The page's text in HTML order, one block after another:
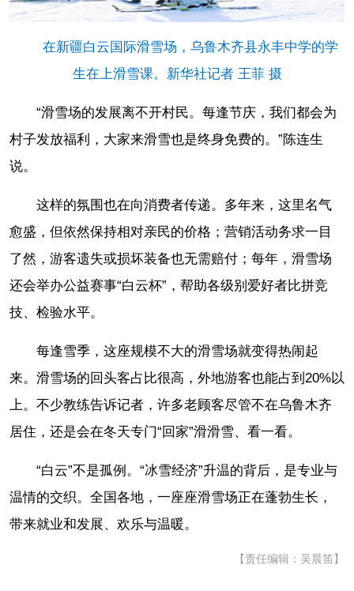
在新疆白云国际滑雪场，乌鲁木齐县永丰中学的学
生在上滑雪课。新华社记者 王菲 摄
“滑雪场的发展离不开村民。每逢节庆，我们都会为
村子发放福利，大家来滑雪也是终身免费的。”陈连生
说。
这样的氛围也在向消费者传递。多年来，这里名气
愈盛，但依然保持相对亲民的价格；营销活动务求一目
了然，游客遗失或损坏装备也无需赔付；每年，滑雪场
还会举办公益赛事“白云杯”，帮助各级别爱好者比拼竞
技、检验水平。
每逢雪季，这座规模不大的滑雪场就变得热闹起
来。滑雪场的回头客占比很高，外地游客也能占到20%以
上。不少教练告诉记者，许多老顾客尽管不在乌鲁木齐
居住，还是会在冬天专门“回家”滑滑雪、看一看。
“白云”不是孤例。“冰雪经济”升温的背后，是专业与
温情的交织。全国各地，一座座滑雪场正在蓬勃生长，
带来就业和发展、欢乐与温暖。
【责任编辑：吴晨笛】